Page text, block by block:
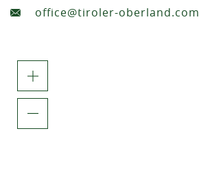
office@tiroler-oberland.com